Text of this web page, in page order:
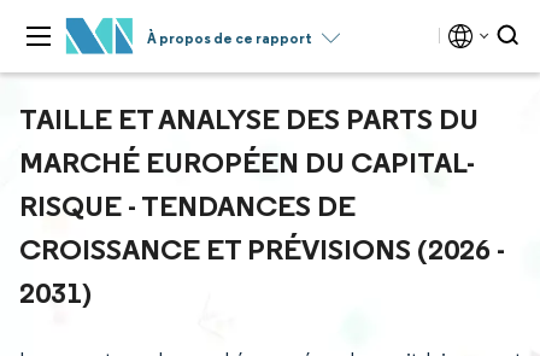
À propos de ce rapport
TAILLE ET ANALYSE DES PARTS DU
MARCHÉ EUROPÉEN DU CAPITAL-
RISQUE - TENDANCES DE
CROISSANCE ET PRÉVISIONS (2026 -
2031)